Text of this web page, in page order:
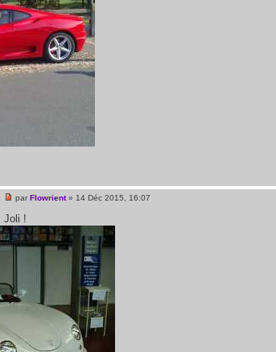
par Flowrient» 14 Déc 2015, 16:07
Joli !